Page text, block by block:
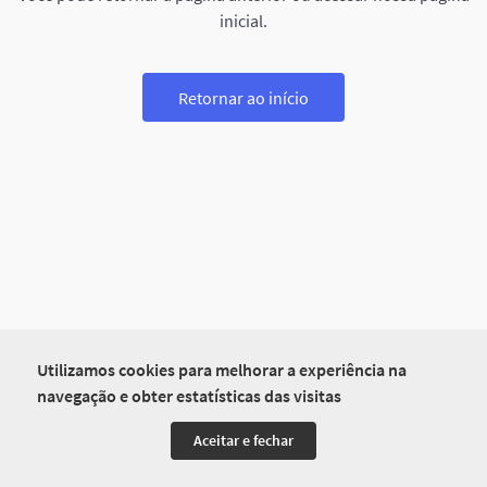
Utilizamos cookies para melhorar a experiência na
navegação e obter estatísticas das visitas
Aceitar e fechar
inicial.
Retornar ao início